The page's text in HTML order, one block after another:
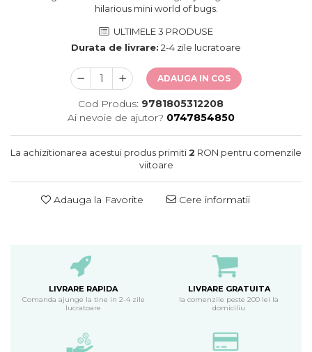
hilarious mini world of bugs.
ULTIMELE 3 PRODUSE
Durata de livrare: 2-4 zile lucratoare
ADAUGA IN COS
Cod Produs: 9781805312208
Ai nevoie de ajutor? 0747854850
La achizitionarea acestui produs primiti2 RON pentru comenzile
viitoare
Adauga la Favorite Cere informatii
LIVRARE RAPIDA
Comanda ajunge la tine in 2-4 zile
lucratoare
LIVRARE GRATUITA
la comenzile peste 200 lei la
domiciliu